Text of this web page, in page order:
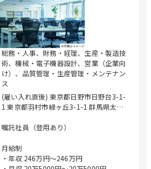
総務・人事、財務・経理、生産・製造技
術、機械・電子機器設計、営業（企業向
け）、品質管理・生産管理・メンテナン
ス
(雇い入れ直後) 東京都日野市日野台3-1-
1 東京都羽村市緑ヶ丘3-1-1 群馬県太田
地 / 日野、羽村、境町、南栗橋
嘱託社員（登用あり）
月給制
・年収 246万円〜246万円